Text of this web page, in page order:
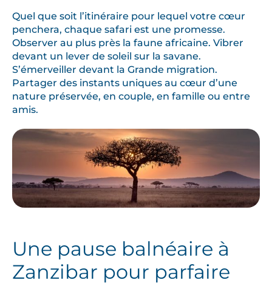
Quel que soit l’itinéraire pour lequel votre cœur
penchera, chaque safari est une promesse.
Observer au plus près la faune africaine. Vibrer
devant un lever de soleil sur la savane.
S’émerveiller devant la Grande migration.
Partager des instants uniques au cœur d’une
nature préservée, en couple, en famille ou entre
amis.
Une pause balnéaire à
Zanzibar pour parfaire